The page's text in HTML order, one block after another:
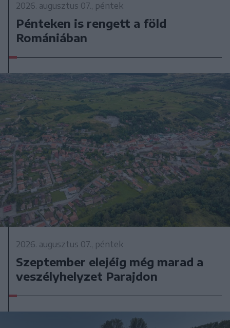
2026. augusztus 07., péntek
Pénteken is rengett a föld
Romániában
2026. augusztus 07., péntek
Szeptember elejéig még marad a
veszélyhelyzet Parajdon